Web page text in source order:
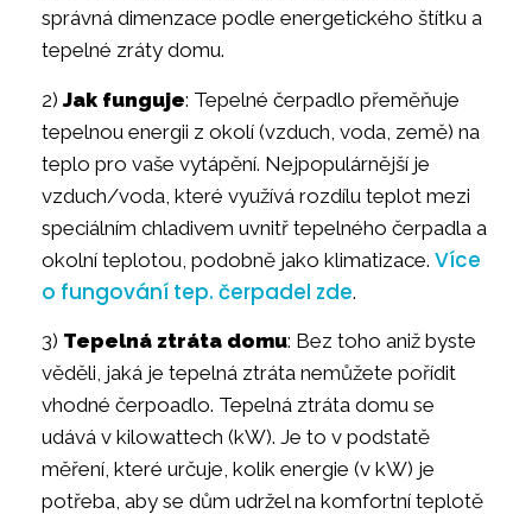
správná dimenzace podle energetického štítku a
tepelné zráty domu.
2) Jak funguje: Tepelné čerpadlo přeměňuje
tepelnou energii z okolí (vzduch, voda, země) na
teplo pro vaše vytápění. Nejpopulárnější je
vzduch/voda, které využívá rozdílu teplot mezi
speciálním chladivem uvnitř tepelného čerpadla a
okolní teplotou, podobně jako klimatizace. Více
o fungování tep. čerpadel zde.
3) Tepelná ztráta domu: Bez toho aniž byste
věděli, jaká je tepelná ztráta nemůžete pořídit
vhodné čerpoadlo. Tepelná ztráta domu se
udává v kilowattech (kW). Je to v podstatě
měření, které určuje, kolik energie (v kW) je
potřeba, aby se dům udržel na komfortní teplotě